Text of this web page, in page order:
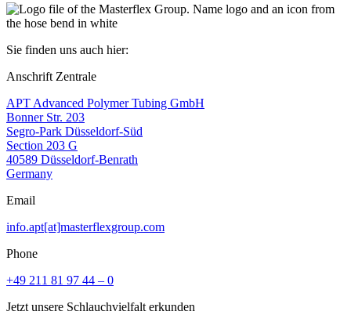
Sie finden uns auch hier:
Anschrift Zentrale
APT Advanced Polymer Tubing GmbH
Bonner Str. 203
Segro-Park Düsseldorf-Süd
Section 203 G
40589 Düsseldorf-Benrath
Germany
Email
info.apt[at]masterflexgroup.com
Phone
+49 211 81 97 44 – 0
Jetzt unsere Schlauchvielfalt erkunden